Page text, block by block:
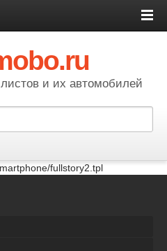
и их автомобилей
fullstory2.tpl